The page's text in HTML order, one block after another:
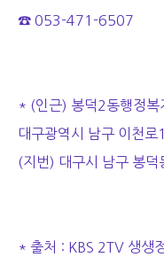
☎ 053-471-6507
* (인근) 봉덕2동행정복
대구광역시 남구 이천
(지번) 대구시 남구 봉덕
* 출처 : KBS 2TV 생생